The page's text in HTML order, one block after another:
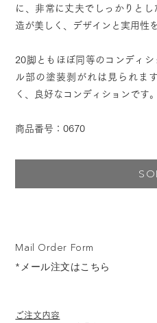
ご注文内容
Mail Order Form
*メール注文はこちら
に、非常に丈夫でしっかりと
造が美しく、デザインと実用性
20脚ともほぼ同等のコンディ
ル部の塗装剥がれは見られま
く、良好なコンディションです。
商品番号：0670